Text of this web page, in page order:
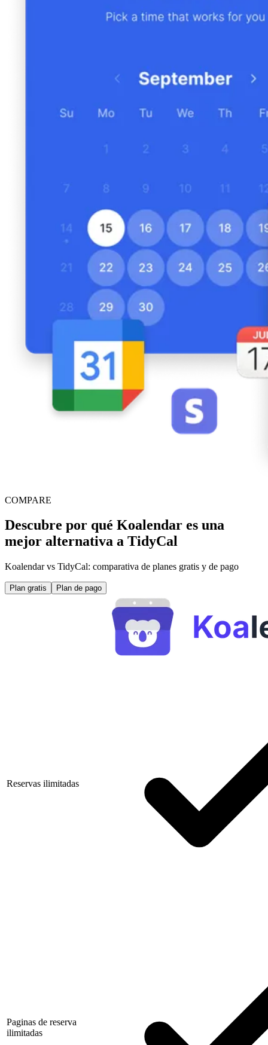
COMPARE
Descubre por qué Koalendar es una
mejor alternativa a TidyCal
Koalendar vs TidyCal: comparativa de planes gratis y de pago
Plan gratis Plan de pago
Reservas ilimitadas
Paginas de reserva
ilimitadas